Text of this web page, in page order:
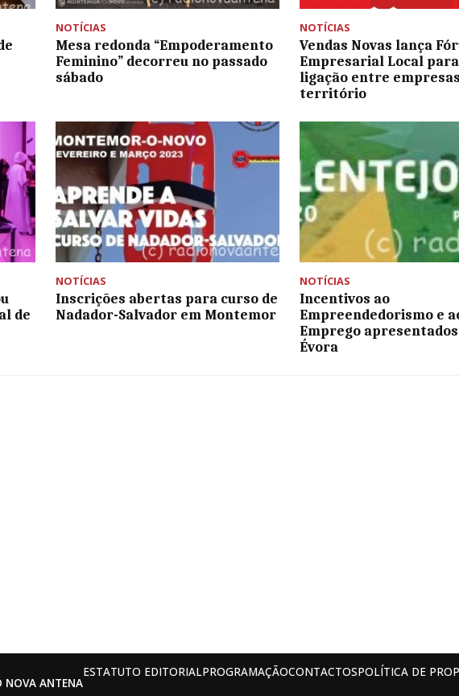
NOTÍCIAS
Mesa redonda “Empoderamento
Feminino” decorreu no passado
sábado
NOTÍCIAS
Vendas Novas lança
Empresarial Local
ligação entre
território
de
NOTÍCIAS
Inscrições abertas para curso de
Nadador-Salvador em Montemor
NOTÍCIAS
Incentivos ao
Empreendedorismo e
Emprego
Évora
ANTENA
ESTATUTO EDITORIALPROGRAMAÇÃOCONTACTOSPOLÍTICA DE